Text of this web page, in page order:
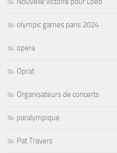
olympic games paris 2024
opera
Oprat
Organisateurs de concerts
paralympique
Pat Travers